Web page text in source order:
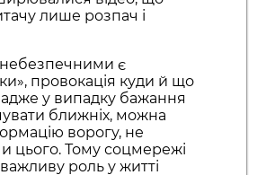
лише розпач і
є
провокація куди й що
адже у випадку бажання
ближніх, можна
ворогу, не
цього. Тому соцмережі
важливу роль у житті